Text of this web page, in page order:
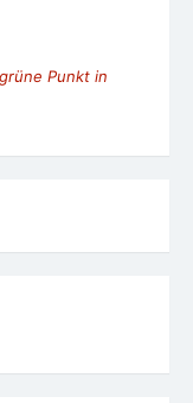
Punkt in